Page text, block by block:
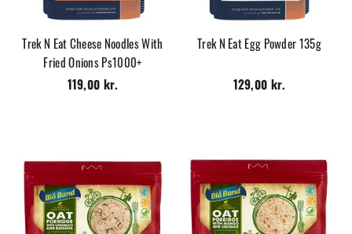
Trek N Eat Cheese Noodles With
Fried Onions Ps1000+
119,00 kr.
Trek N Eat Egg Powder 135g
129,00 kr.